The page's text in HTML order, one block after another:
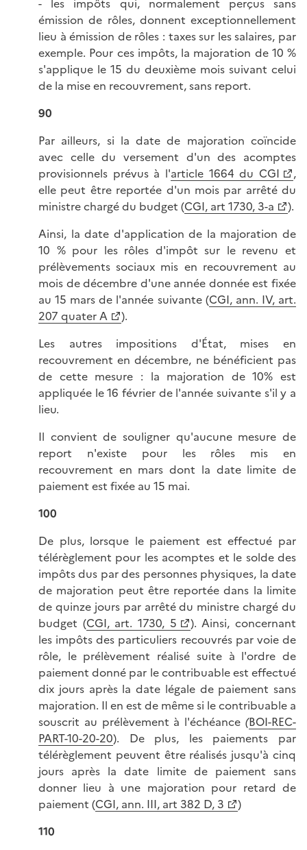
- les impôts qui, normalement perçus sans
émission de rôles, donnent exceptionnellement
lieu à émission de rôles : taxes sur les salaires, par
exemple. Pour ces impôts, la majoration de 10 %
s'applique le 15 du deuxième mois suivant celui
de la mise en recouvrement, sans report.
90
Par ailleurs, si la date de majoration coïncide
avec celle du versement d'un des acomptes
provisionnels prévus à l'article 1664 du CGI
,
elle peut être reportée d'un mois par arrêté du
ministre chargé du budget (CGI, art 1730, 3-a
).
Ainsi, la date d'application de la majoration de
10 % pour les rôles d'impôt sur le revenu et
prélèvements sociaux mis en recouvrement au
mois de décembre d'une année donnée est fixée
au 15 mars de l'année suivante (CGI, ann. IV, art.
207 quater A
).
Les autres impositions d'État, mises en
recouvrement en décembre, ne bénéficient pas
de cette mesure : la majoration de 10% est
appliquée le 16 février de l'année suivante s'il y a
lieu.
Il convient de souligner qu'aucune mesure de
report n'existe pour les rôles mis en
recouvrement en mars dont la date limite de
paiement est fixée au 15 mai.
100
De plus, lorsque le paiement est effectué par
télérèglement pour les acomptes et le solde des
impôts dus par des personnes physiques, la date
de majoration peut être reportée dans la limite
de quinze jours par arrêté du ministre chargé du
budget (CGI, art. 1730, 5
). Ainsi, concernant
les impôts des particuliers recouvrés par voie de
rôle, le prélèvement réalisé suite à l'ordre de
paiement donné par le contribuable est effectué
dix jours après la date légale de paiement sans
majoration. Il en est de même si le contribuable a
souscrit au prélèvement à l'échéance (BOI-REC-
PART-10-20-20). De plus, les paiements par
télérèglement peuvent être réalisés jusqu'à cinq
jours après la date limite de paiement sans
donner lieu à une majoration pour retard de
paiement (CGI, ann. III, art 382 D, 3
)
110